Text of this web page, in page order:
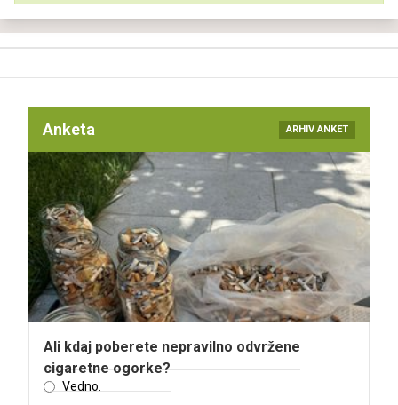
Anketa ARHIV ANKET
Ali kdaj poberete nepravilno odvržene
cigaretne ogorke?
Vedno.